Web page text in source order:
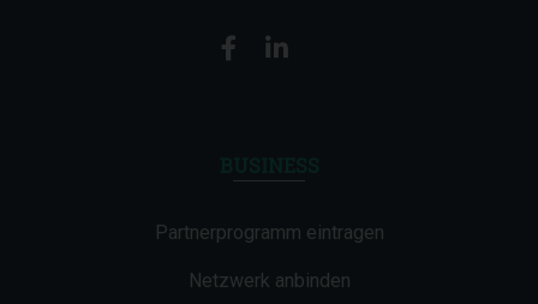
Partnerprogramm eintragen
Netzwerk anbinden